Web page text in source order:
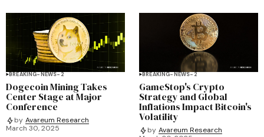
BREAKING-NEWS-2
Dogecoin Mining Takes
Center Stage at Major
Conference
by Avareum Research
March 30, 2025
BREAKING-NEWS-2
GameStop's Crypto
Strategy and Global
Inflations Impact Bitcoin's
Volatility
by Avareum Research